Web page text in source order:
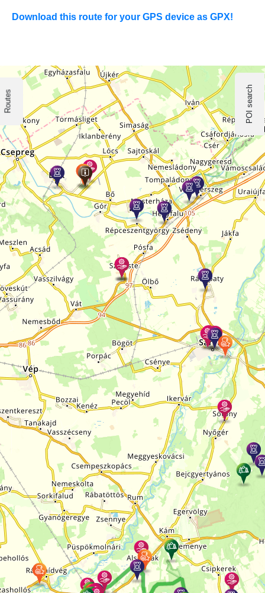
Download this route for your GPS device as GPX!
Routes POI search